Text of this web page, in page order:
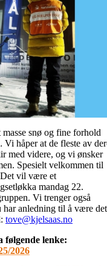
snø og fine forhold
håper at de fleste av
med videre, og vi ønsker
Spesielt velkommen til
Det vil være et
mandag 22.
Vi trenger også
har anledning til å være
tove@kjelsaas.no
følgende lenke:
2026